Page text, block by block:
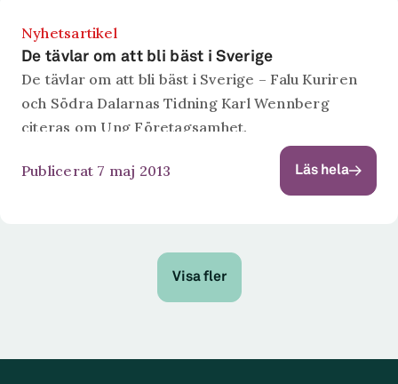
Nyhetsartikel
De tävlar om att bli bäst i Sverige
De tävlar om att bli bäst i Sverige – Falu Kuriren
och Södra Dalarnas Tidning Karl Wennberg
citeras om Ung Företagsamhet.
Publicerat 7 maj 2013 Läs hela
Visa fler